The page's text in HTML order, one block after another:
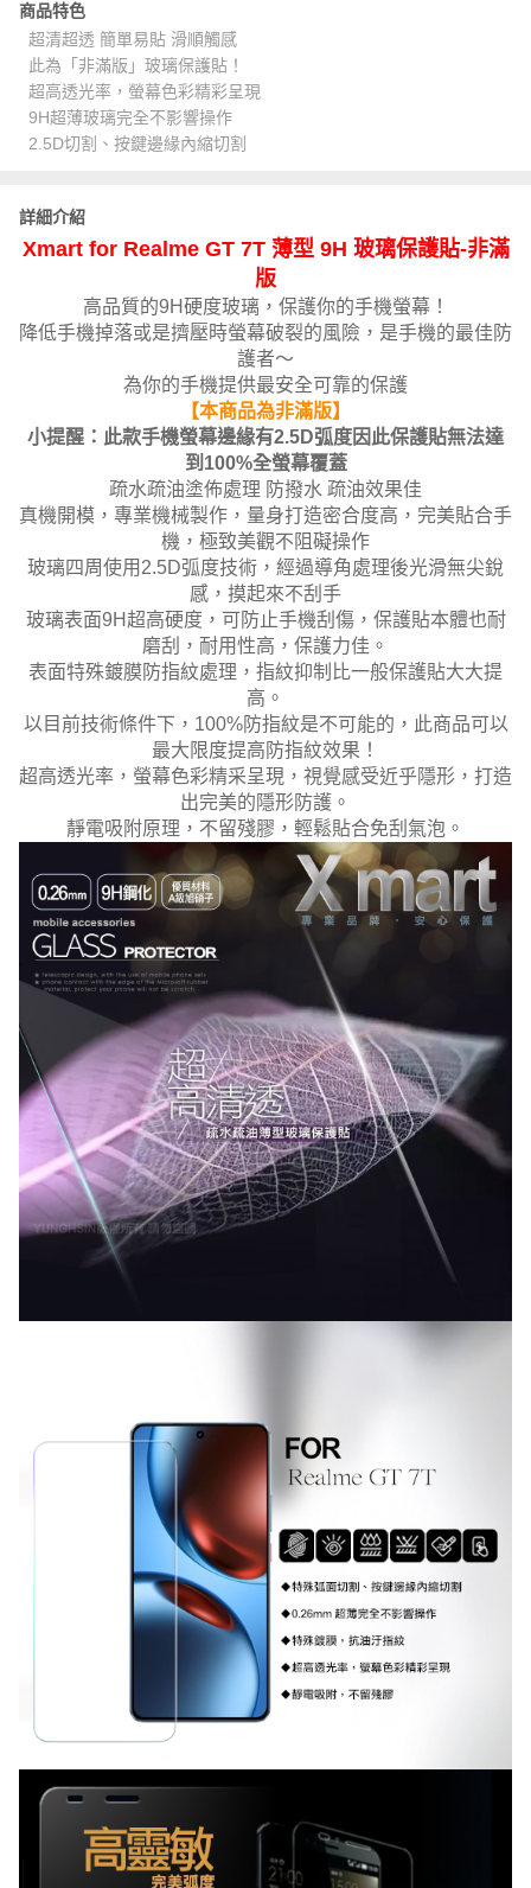
商品特色
超清超透 簡單易貼 滑順觸感
此為「非滿版」玻璃保護貼！
超高透光率，螢幕色彩精彩呈現
9H超薄玻璃完全不影響操作
2.5D切割、按鍵邊緣內縮切割
詳細介紹
Xmart for Realme GT 7T 薄型 9H 玻璃保護貼-非滿
版
高品質的9H硬度玻璃，保護你的手機螢幕！
降低手機掉落或是擠壓時螢幕破裂的風險，是手機的最佳防
護者～
為你的手機提供最安全可靠的保護
【本商品為非滿版】
小提醒：此款手機螢幕邊緣有2.5D弧度因此保護貼無法達
到100%全螢幕覆蓋
疏水疏油塗佈處理 防撥水 疏油效果佳
真機開模，專業機械製作，量身打造密合度高，完美貼合手
機，極致美觀不阻礙操作
玻璃四周使用2.5D弧度技術，經過導角處理後光滑無尖銳
感，摸起來不刮手
玻璃表面9H超高硬度，可防止手機刮傷，保護貼本體也耐
磨刮，耐用性高，保護力佳。
表面特殊鍍膜防指紋處理，指紋抑制比一般保護貼大大提
高。
以目前技術條件下，100%防指紋是不可能的，此商品可以
最大限度提高防指紋效果！
超高透光率，螢幕色彩精采呈現，視覺感受近乎隱形，打造
出完美的隱形防護。
靜電吸附原理，不留殘膠，輕鬆貼合免刮氣泡。